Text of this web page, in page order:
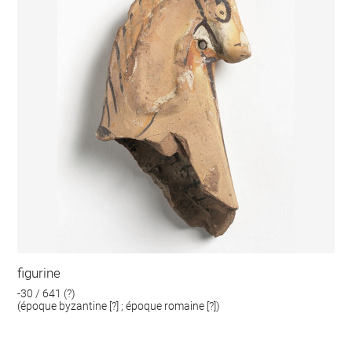
figurine
-30 / 641 (?)
(époque byzantine [?] ; époque romaine [?])